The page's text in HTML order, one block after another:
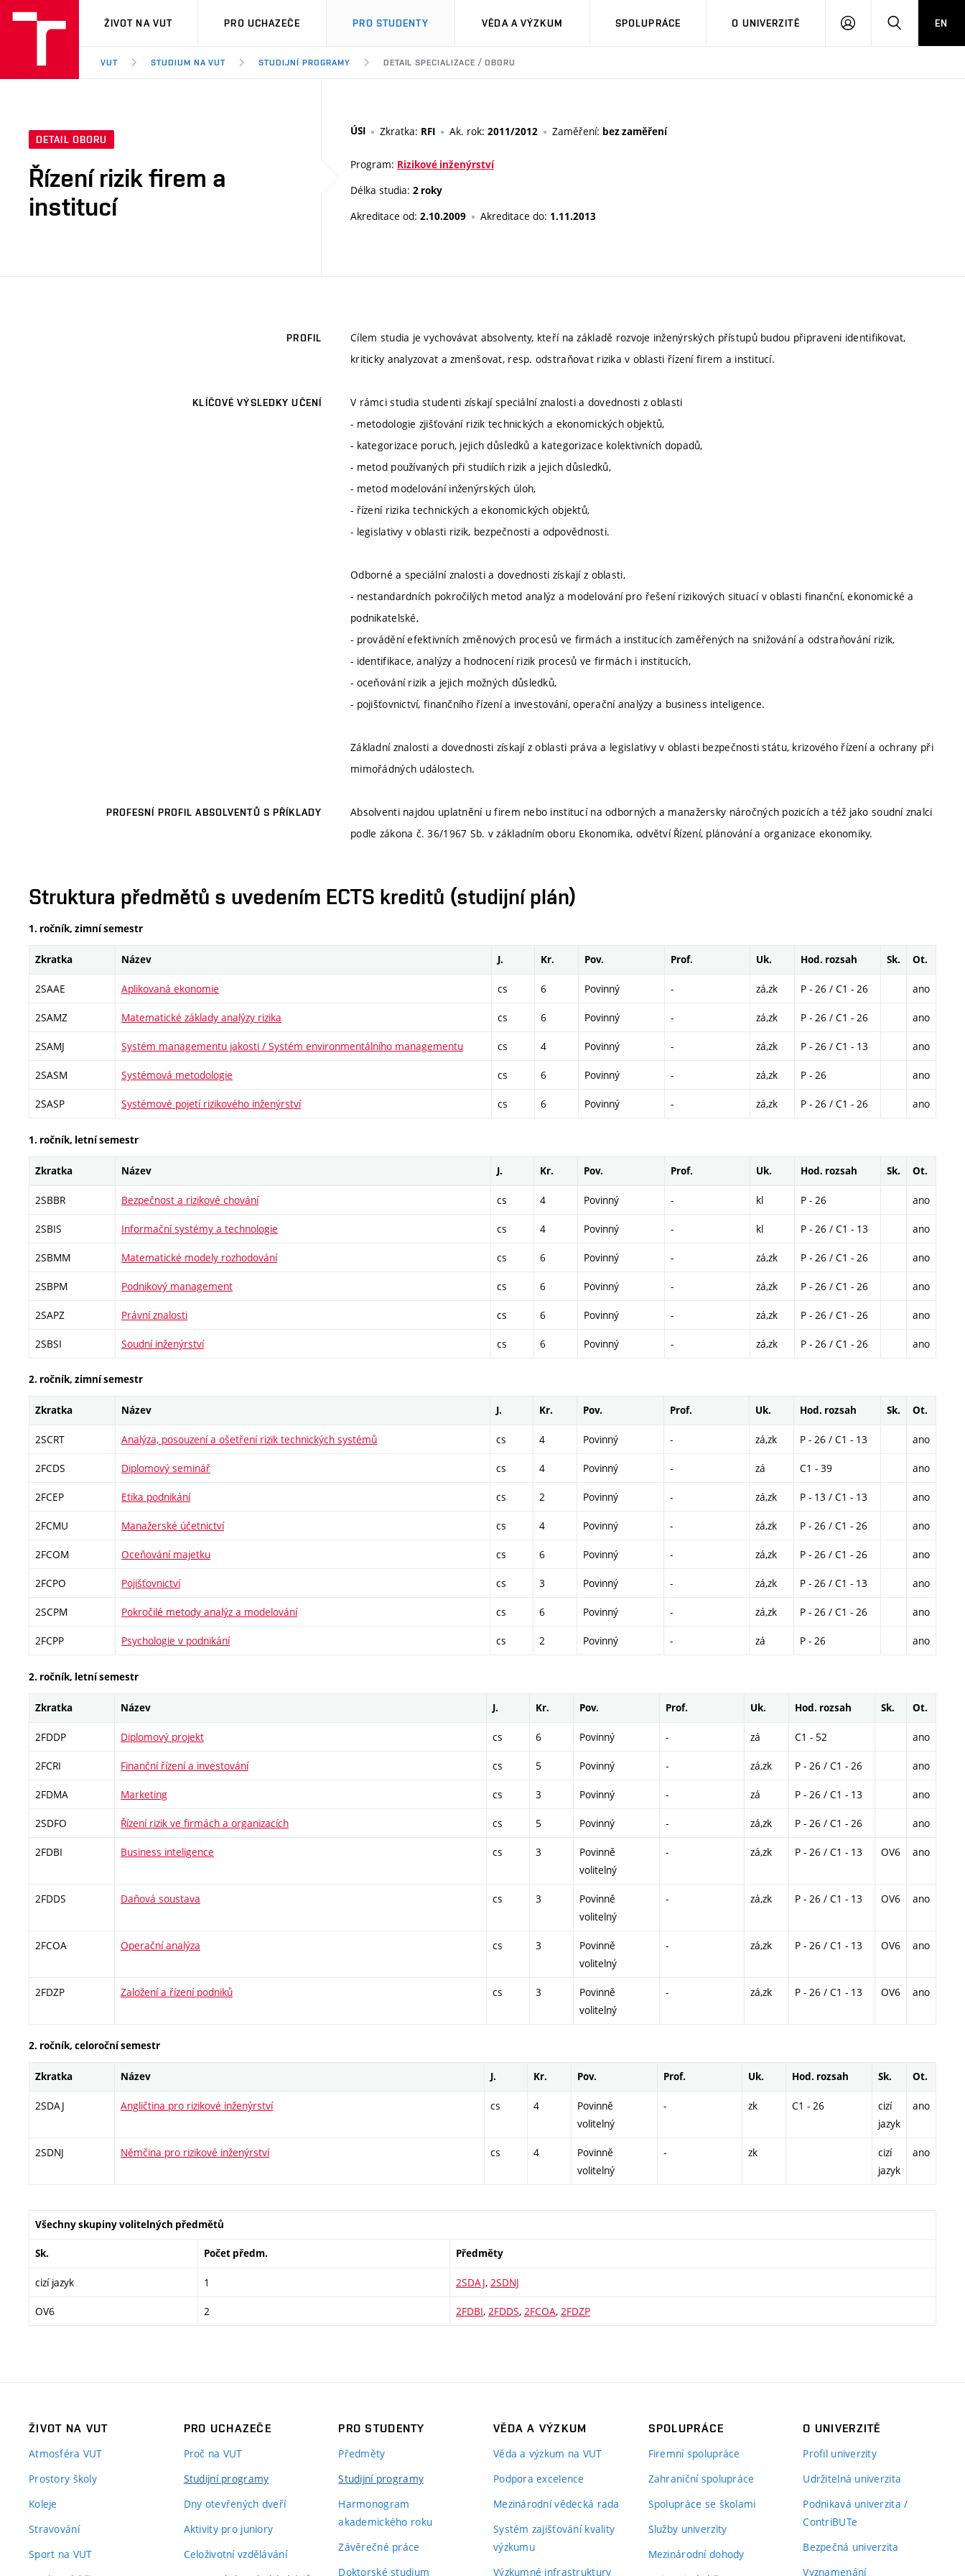
VUT
ŽIVOT NA VUT PRO UCHAZEČE PRO STUDENTY VĚDA A VÝZKUM SPOLUPRÁCE O UNIVERZITĚ
PŘIHLÁSIT HLEDATEN
VUT STUDIUM NA VUT STUDIJNÍ PROGRAMY DETAIL SPECIALIZACE / OBORU
DETAIL OBORU
Řízení rizik firem a
institucí
ÚSI Zkratka: RFI Ak. rok: 2011/2012 Zaměření: bez zaměření
Program: Rizikové inženýrství
Délka studia: 2 roky
Akreditace od: 2.10.2009 Akreditace do: 1.11.2013
PROFIL
Cílem studia je vychovávat absolventy, kteří na základě rozvoje inženýrských přístupů budou připraveni identifikovat,
kriticky analyzovat a zmenšovat, resp. odstraňovat rizika v oblasti řízení firem a institucí.
KLÍČOVÉ VÝSLEDKY UČENÍ
V rámci studia studenti získají speciální znalosti a dovednosti z oblasti
- metodologie zjišťování rizik technických a ekonomických objektů,
- kategorizace poruch, jejich důsledků a kategorizace kolektivních dopadů,
- metod používaných při studiích rizik a jejich důsledků,
- metod modelování inženýrských úloh,
- řízení rizika technických a ekonomických objektů,
- legislativy v oblasti rizik, bezpečnosti a odpovědnosti.
Odborné a speciální znalosti a dovednosti získají z oblasti,
- nestandardních pokročilých metod analýz a modelování pro řešení rizikových situací v oblasti finanční, ekonomické a
podnikatelské,
- provádění efektivních změnových procesů ve firmách a institucích zaměřených na snižování a odstraňování rizik,
- identifikace, analýzy a hodnocení rizik procesů ve firmách i institucích,
- oceňování rizik a jejich možných důsledků,
- pojišťovnictví, finančního řízení a investování, operační analýzy a business inteligence.
Základní znalosti a dovednosti získají z oblasti práva a legislativy v oblasti bezpečnosti státu, krizového řízení a ochrany při
mimořádných událostech.
PROFESNÍ PROFIL ABSOLVENTŮ S PŘÍKLADY
Absolventi najdou uplatnění u firem nebo institucí na odborných a manažersky náročných pozicích a též jako soudní znalci
podle zákona č. 36/1967 Sb. v základním oboru Ekonomika, odvětví Řízení, plánování a organizace ekonomiky.
Struktura předmětů s uvedením ECTS kreditů (studijní plán)
1. ročník, zimní semestr
Zkratka Název J. Kr. Pov. Prof. Uk. Hod. rozsah Sk. Ot.
2SAAE Aplikovaná ekonomie cs 6 Povinný - zá,zk P - 26 / C1 - 26 ano
2SAMZ Matematické základy analýzy rizika cs 6 Povinný - zá,zk P - 26 / C1 - 26 ano
2SAMJ Systém managementu jakosti / Systém environmentálního managementu cs 4 Povinný - zá,zk P - 26 / C1 - 13 ano
2SASM Systémová metodologie cs 6 Povinný - zá,zk P - 26 ano
2SASP Systémové pojetí rizikového inženýrství cs 6 Povinný - zá,zk P - 26 / C1 - 26 ano
1. ročník, letní semestr
Zkratka Název J. Kr. Pov. Prof. Uk. Hod. rozsah Sk. Ot.
2SBBR Bezpečnost a rizikové chování cs 4 Povinný - kl P - 26 ano
2SBIS Informační systémy a technologie cs 4 Povinný - kl P - 26 / C1 - 13 ano
2SBMM Matematické modely rozhodování cs 6 Povinný - zá,zk P - 26 / C1 - 26 ano
2SBPM Podnikový management cs 6 Povinný - zá,zk P - 26 / C1 - 26 ano
2SAPZ Právní znalosti cs 6 Povinný - zá,zk P - 26 / C1 - 26 ano
2SBSI Soudní inženýrství cs 6 Povinný - zá,zk P - 26 / C1 - 26 ano
2. ročník, zimní semestr
Zkratka Název J. Kr. Pov. Prof. Uk. Hod. rozsah Sk. Ot.
2SCRT Analýza, posouzení a ošetření rizik technických systémů cs 4 Povinný - zá,zk P - 26 / C1 - 13 ano
2FCDS Diplomový seminář cs 4 Povinný - zá C1 - 39 ano
2FCEP Etika podnikání cs 2 Povinný - zá,zk P - 13 / C1 - 13 ano
2FCMU Manažerské účetnictví cs 4 Povinný - zá,zk P - 26 / C1 - 26 ano
2FCOM Oceňování majetku cs 6 Povinný - zá,zk P - 26 / C1 - 26 ano
2FCPO Pojišťovnictví cs 3 Povinný - zá,zk P - 26 / C1 - 13 ano
2SCPM Pokročilé metody analýz a modelování cs 6 Povinný - zá,zk P - 26 / C1 - 26 ano
2FCPP Psychologie v podnikání cs 2 Povinný - zá P - 26 ano
2. ročník, letní semestr
Zkratka Název J. Kr. Pov. Prof. Uk. Hod. rozsah Sk. Ot.
2FDDP Diplomový projekt cs 6 Povinný - zá C1 - 52 ano
2FCRI Finanční řízení a investování cs 5 Povinný - zá,zk P - 26 / C1 - 26 ano
2FDMA Marketing cs 3 Povinný - zá P - 26 / C1 - 13 ano
2SDFO Řízení rizik ve firmách a organizacích cs 5 Povinný - zá,zk P - 26 / C1 - 26 ano
2FDBI Business inteligence cs 3
Povinně
volitelný
- zá,zk P - 26 / C1 - 13 OV6 ano
2FDDS Daňová soustava cs 3
Povinně
volitelný
- zá,zk P - 26 / C1 - 13 OV6 ano
2FCOA Operační analýza cs 3
Povinně
volitelný
- zá,zk P - 26 / C1 - 13 OV6 ano
2FDZP Založení a řízení podniků cs 3
Povinně
volitelný
- zá,zk P - 26 / C1 - 13 OV6 ano
2. ročník, celoroční semestr
Zkratka Název J. Kr. Pov. Prof. Uk. Hod. rozsah Sk. Ot.
2SDAJ Angličtina pro rizikové inženýrství cs 4
Povinně
volitelný
- zk C1 - 26
cizí
jazyk
ano
2SDNJ Němčina pro rizikové inženýrství cs 4
Povinně
volitelný
- zk
cizí
jazyk
ano
Všechny skupiny volitelných předmětů
Sk. Počet předm. Předměty
cizí jazyk 1 2SDAJ, 2SDNJ
OV6 2 2FDBI, 2FDDS, 2FCOA, 2FDZP
ŽIVOT NA VUT
Atmosféra VUT
Prostory školy
Koleje
Stravování
Sport na VUT
PRO UCHAZEČE
Proč na VUT
Studijní programy
Dny otevřených dveří
Aktivity pro juniory
Celoživotní vzdělávání
PRO STUDENTY
Předměty
Studijní programy
Harmonogram
akademického roku
Závěrečné práce
Doktorské studium
VĚDA A VÝZKUM
Věda a výzkum na VUT
Podpora excelence
Mezinárodní vědecká rada
Systém zajišťování kvality
výzkumu
Výzkumné infrastruktury
SPOLUPRÁCE
Firemní spolupráce
Zahraniční spolupráce
Spolupráce se školami
Služby univerzity
Mezinárodní dohody
O UNIVERZITĚ
Profil univerzity
Udržitelná univerzita
Podnikavá univerzita /
ContriBUTe
Bezpečná univerzita
Vyznamenání